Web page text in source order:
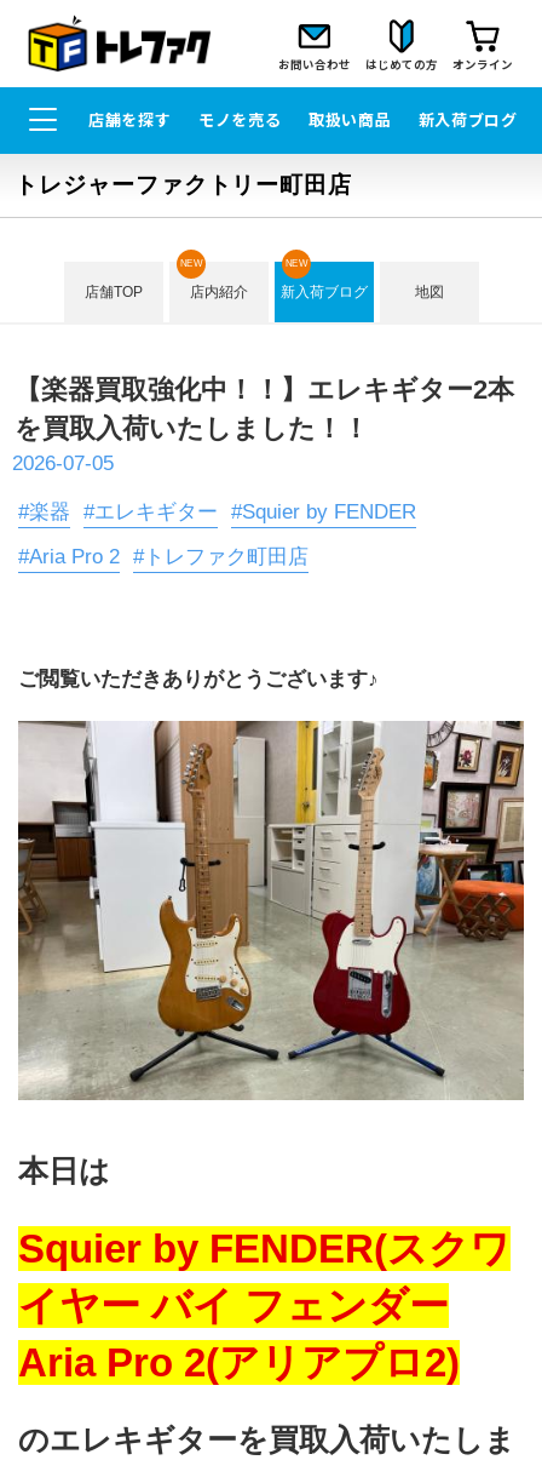
お問い合わせ はじめての方 オンライン
店舗を探す モノを売る 取扱い商品 新入荷ブログ
トレジャーファクトリー町田店
店舗TOP 店内紹介
NEW
新入荷ブログ
NEW
地図
【楽器買取強化中！！】エレキギター2本
を買取入荷いたしました！！
2026-07-05
#楽器 #エレキギター
#Squier by FENDER
#Aria Pro 2 #トレファク町田店
ご閲覧いただきありがとうございます♪
本日は
Squier by FENDER(スクワ
イヤー バイ フェンダー
Aria Pro 2(アリアプロ2)
のエレキギターを買取入荷いたしま